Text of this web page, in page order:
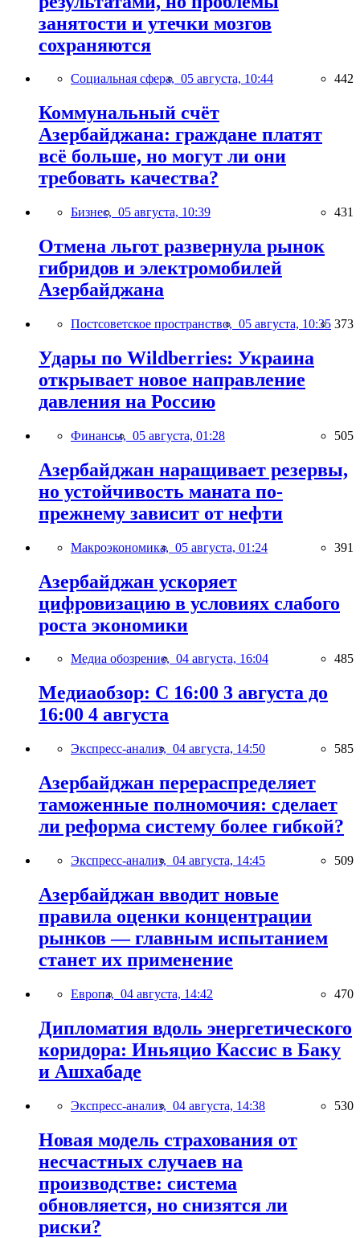
занятости и утечки мозгов
сохраняются
Социальная сфера, 05 августа, 10:44 442
Коммунальный счёт
Азербайджана: граждане платят
всё больше, но могут ли они
требовать качества?
Бизнес, 05 августа, 10:39 431
Отмена льгот развернула рынок
гибридов и электромобилей
Азербайджана
Постсоветское пространство, 05 августа, 10:35 373
Удары по Wildberries: Украина
открывает новое направление
давления на Россию
Финансы, 05 августа, 01:28 505
Азербайджан наращивает резервы,
но устойчивость маната по-
прежнему зависит от нефти
Макроэкономика, 05 августа, 01:24 391
Азербайджан ускоряет
цифровизацию в условиях слабого
роста экономики
Медиа обозрение, 04 августа, 16:04 485
Медиаобзор: С 16:00 3 августа до
16:00 4 августа
Экспресс-анализ, 04 августа, 14:50 585
Азербайджан перераспределяет
таможенные полномочия: сделает
ли реформа систему более гибкой?
Экспресс-анализ, 04 августа, 14:45 509
Азербайджан вводит новые
правила оценки концентрации
рынков — главным испытанием
станет их применение
Европа, 04 августа, 14:42 470
Дипломатия вдоль энергетического
коридора: Иньяцио Кассис в Баку
и Ашхабаде
Экспресс-анализ, 04 августа, 14:38 530
Новая модель страхования от
несчастных случаев на
производстве: система
обновляется, но снизятся ли
риски?